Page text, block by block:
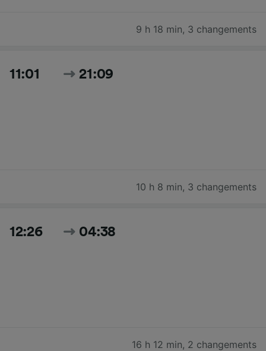
9 h 18 min, 3 changements
11:01 21:09
10 h 8 min, 3 changements
12:26 04:38
16 h 12 min, 2 changements